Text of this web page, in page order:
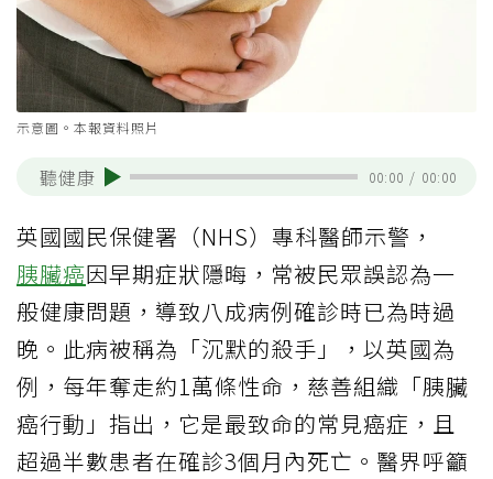
示意圖。本報資料照片
聽健康 00:00 / 00:00
英國國民保健署（NHS）專科醫師示警，
胰臟癌因早期症狀隱晦，常被民眾誤認為一
般健康問題，導致八成病例確診時已為時過
晚。此病被稱為「沉默的殺手」，以英國為
例，每年奪走約1萬條性命，慈善組織「胰臟
癌行動」指出，它是最致命的常見癌症，且
超過半數患者在確診3個月內死亡。醫界呼籲